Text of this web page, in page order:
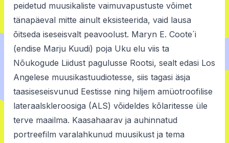
peidetud muusikaliste vaimuvapustuste võimet
tänapäeval mitte ainult eksisteerida, vaid lausa
õitseda iseseisvalt peavoolust. Maryn E. Coote´i
(endise Marju Kuudi) poja Uku elu viis ta
Nõukogude Liidust pagulusse Rootsi, sealt edasi Los
Angelese muusikastuudiotesse, siis tagasi äsja
taasiseseisvunud Eestisse ning hiljem amüotroofilise
lateraalskleroosiga (ALS) võideldes kõlaritesse üle
terve maailma. Kaasahaarav ja auhinnatud
portreefilm varalahkunud muusikust ja tema